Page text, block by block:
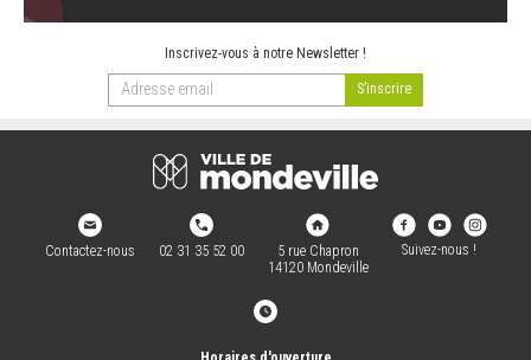
Inscrivez-vous à notre Newsletter !
Contactez-nous 02 31 35 52 00
5 rue Chapron
14120 Mondeville
Suivez-nous !